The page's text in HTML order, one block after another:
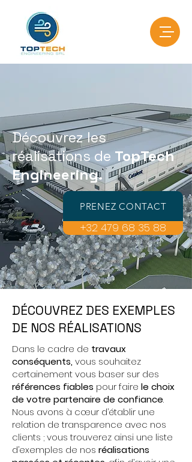
Découvrez les
réalisations de TopTech
Engineering.
PRENEZ CONTACT
+32 479 68 35 88
DÉCOUVREZ DES EXEMPLES
DE NOS RÉALISATIONS
Dans le cadre de travaux
conséquents, vous souhaitez
certainement vous baser sur des
références fiables pour faire le choix
de votre partenaire de confiance.
Nous avons à cœur d’établir une
relation de transparence avec nos
clients ; vous trouverez ainsi une liste
d’exemples de nos réalisations